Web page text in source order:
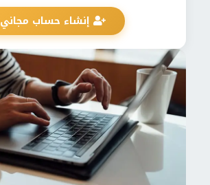
إنشاء حساب مجاني